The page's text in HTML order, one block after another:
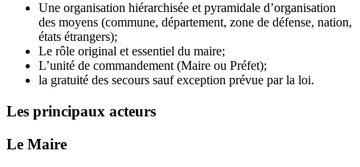
Une organisation hiérarchisée et pyramidale d’organisation
des moyens (commune, département, zone de défense, nation,
états étrangers);
Le rôle original et essentiel du maire;
L’unité de commandement (Maire ou Préfet);
la gratuité des secours sauf exception prévue par la loi.
Les principaux acteurs
Le Maire